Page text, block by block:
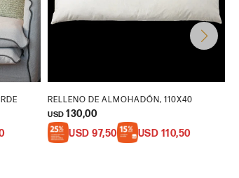
RELLENO DE ALMOHADÓN, 110X40
USD 130,00
USD 97,50 USD 110,50